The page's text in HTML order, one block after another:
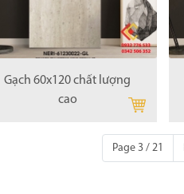
Gạch 60x120 chất lượng
cao
Page 3 / 21